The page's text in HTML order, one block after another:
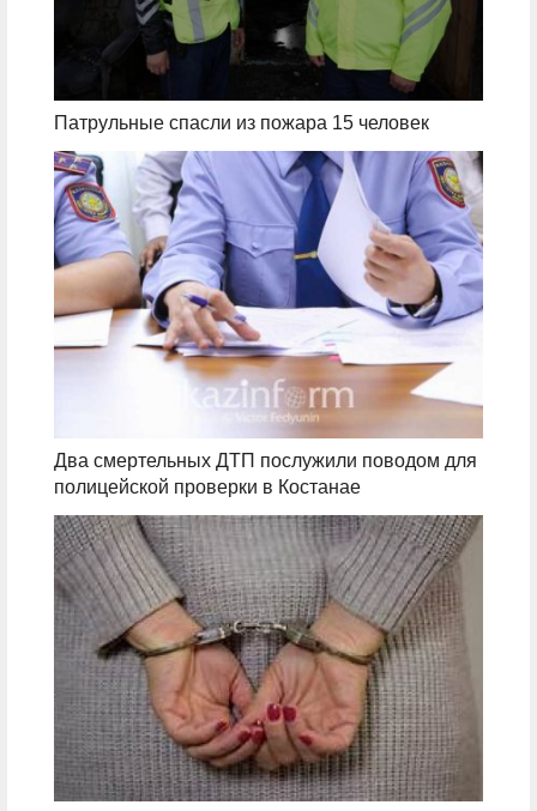
Патрульные спасли из пожара 15 человек
Два смертельных ДТП послужили поводом для
полицейской проверки в Костанае